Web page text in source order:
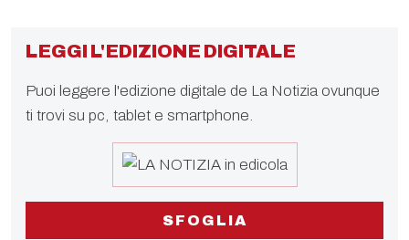
LEGGI L'EDIZIONE DIGITALE
Puoi leggere l'edizione digitale de La Notizia ovunque
ti trovi su pc, tablet e smartphone.
SFOGLIA